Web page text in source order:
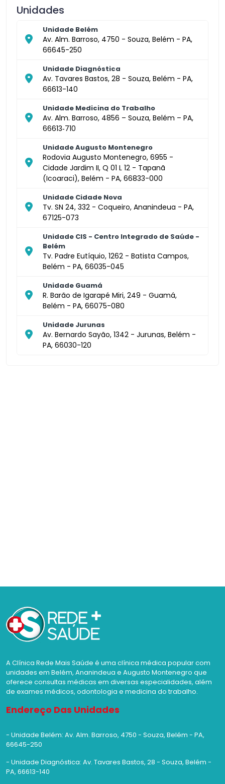
Unidades
Unidade Belém
Av. Alm. Barroso, 4750 - Souza, Belém - PA,
66645-250
Unidade Diagnóstica
Av. Tavares Bastos, 28 - Souza, Belém - PA,
66613-140
Unidade Medicina do Trabalho
Av. Alm. Barroso, 4856 – Souza, Belém – PA,
66613‑710
Unidade Augusto Montenegro
Rodovia Augusto Montenegro, 6955 -
Cidade Jardim II, Q 01 L 12 - Tapanã
(Icoaraci), Belém - PA, 66833-000
Unidade Cidade Nova
Tv. SN 24, 332 - Coqueiro, Ananindeua - PA,
67125-073
Unidade CIS - Centro Integrado de Saúde -
Belém
Tv. Padre Eutíquio, 1262 - Batista Campos,
Belém - PA, 66035-045
Unidade Guamá
R. Barão de Igarapé Miri, 249 - Guamá,
Belém - PA, 66075-080
Unidade Jurunas
Av. Bernardo Sayão, 1342 - Jurunas, Belém -
PA, 66030-120
A Clínica Rede Mais Saúde é uma clínica médica popular com
unidades em Belém, Ananindeua e Augusto Montenegro que
oferece consultas médicas em diversas especialidades, além
de exames médicos, odontologia e medicina do trabalho.
Endereço Das Unidades
- Unidade Belém: Av. Alm. Barroso, 4750 - Souza, Belém - PA,
66645-250
- Unidade Diagnóstica: Av. Tavares Bastos, 28 - Souza, Belém -
PA, 66613-140